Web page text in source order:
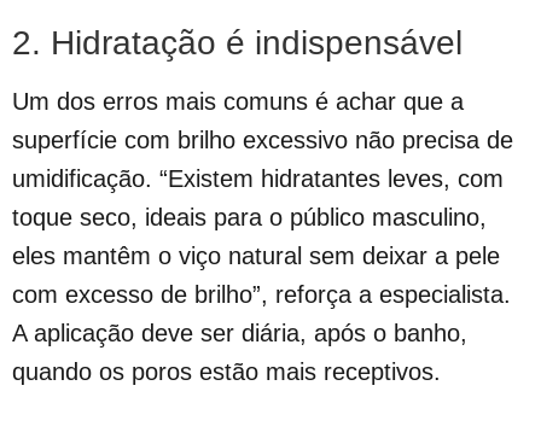
2. Hidratação é indispensável
Um dos erros mais comuns é achar que a
superfície com brilho excessivo não precisa de
umidificação. “Existem hidratantes leves, com
toque seco, ideais para o público masculino,
eles mantêm o viço natural sem deixar a pele
com excesso de brilho”, reforça a especialista.
A aplicação deve ser diária, após o banho,
quando os poros estão mais receptivos.